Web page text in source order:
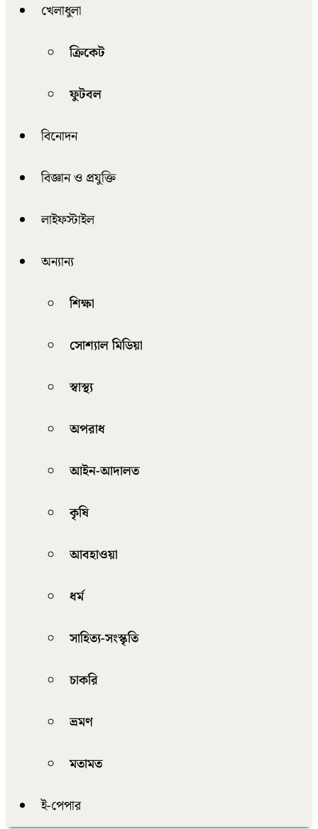
খেলাধুলা
ক্রিকেট
ফুটবল
বিনোদন
বিজ্ঞান ও প্রযুক্তি
লাইফস্টাইল
অন্যান্য
শিক্ষা
সোশ্যাল মিডিয়া
স্বাস্থ্য
অপরাধ
আইন-আদালত
কৃষি
আবহাওয়া
ধর্ম
সাহিত্য-সংস্কৃতি
চাকরি
ভ্রমণ
মতামত
ই-পেপার